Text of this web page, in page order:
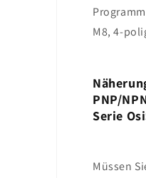
M8, 4-
PNP/
Serie
Müssen